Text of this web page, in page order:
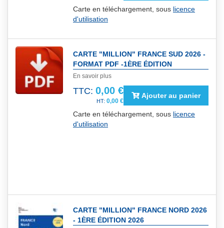
Carte en téléchargement, sous licence
d'utilisation
CARTE "MILLION" FRANCE SUD 2026 -
FORMAT PDF -1ÈRE ÉDITION
En savoir plus
TTC: 0,00 €
0,00 €
Ajouter au panier
Carte en téléchargement, sous licence
d'utilisation
CARTE "MILLION" FRANCE NORD 2026
- 1ÈRE ÉDITION 2026